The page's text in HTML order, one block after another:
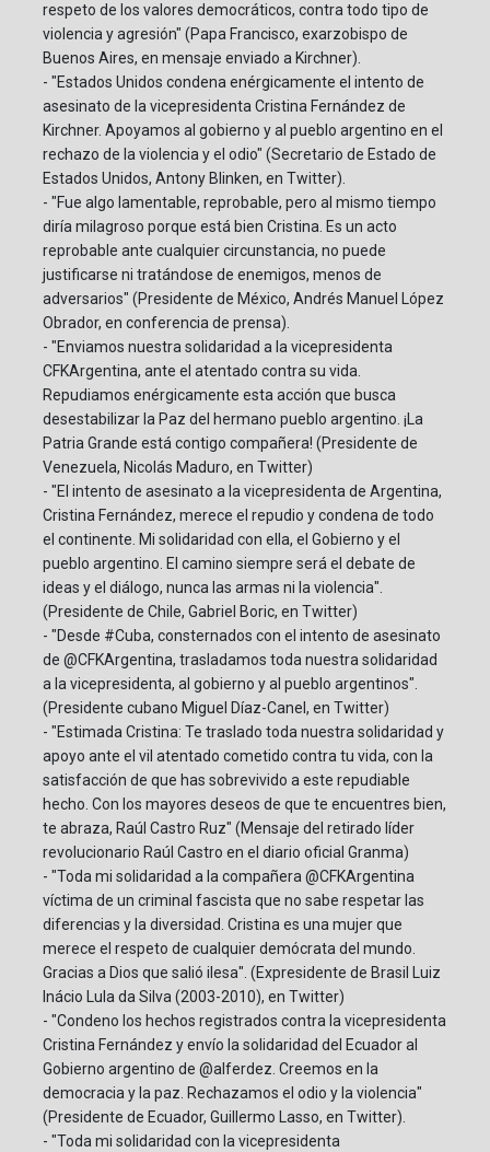
respeto de los valores democráticos, contra todo tipo de
violencia y agresión" (Papa Francisco, exarzobispo de
Buenos Aires, en mensaje enviado a Kirchner).
- "Estados Unidos condena enérgicamente el intento de
asesinato de la vicepresidenta Cristina Fernández de
Kirchner. Apoyamos al gobierno y al pueblo argentino en el
rechazo de la violencia y el odio" (Secretario de Estado de
Estados Unidos, Antony Blinken, en Twitter).
- "Fue algo lamentable, reprobable, pero al mismo tiempo
diría milagroso porque está bien Cristina. Es un acto
reprobable ante cualquier circunstancia, no puede
justificarse ni tratándose de enemigos, menos de
adversarios" (Presidente de México, Andrés Manuel López
Obrador, en conferencia de prensa).
- "Enviamos nuestra solidaridad a la vicepresidenta
CFKArgentina, ante el atentado contra su vida.
Repudiamos enérgicamente esta acción que busca
desestabilizar la Paz del hermano pueblo argentino. ¡La
Patria Grande está contigo compañera! (Presidente de
Venezuela, Nicolás Maduro, en Twitter)
- "El intento de asesinato a la vicepresidenta de Argentina,
Cristina Fernández, merece el repudio y condena de todo
el continente. Mi solidaridad con ella, el Gobierno y el
pueblo argentino. El camino siempre será el debate de
ideas y el diálogo, nunca las armas ni la violencia".
(Presidente de Chile, Gabriel Boric, en Twitter)
- "Desde #Cuba, consternados con el intento de asesinato
de @CFKArgentina, trasladamos toda nuestra solidaridad
a la vicepresidenta, al gobierno y al pueblo argentinos".
(Presidente cubano Miguel Díaz-Canel, en Twitter)
- "Estimada Cristina: Te traslado toda nuestra solidaridad y
apoyo ante el vil atentado cometido contra tu vida, con la
satisfacción de que has sobrevivido a este repudiable
hecho. Con los mayores deseos de que te encuentres bien,
te abraza, Raúl Castro Ruz" (Mensaje del retirado líder
revolucionario Raúl Castro en el diario oficial Granma)
- "Toda mi solidaridad a la compañera @CFKArgentina
víctima de un criminal fascista que no sabe respetar las
diferencias y la diversidad. Cristina es una mujer que
merece el respeto de cualquier demócrata del mundo.
Gracias a Dios que salió ilesa". (Expresidente de Brasil Luiz
Inácio Lula da Silva (2003-2010), en Twitter)
- "Condeno los hechos registrados contra la vicepresidenta
Cristina Fernández y envío la solidaridad del Ecuador al
Gobierno argentino de @alferdez. Creemos en la
democracia y la paz. Rechazamos el odio y la violencia"
(Presidente de Ecuador, Guillermo Lasso, en Twitter).
- "Toda mi solidaridad con la vicepresidenta